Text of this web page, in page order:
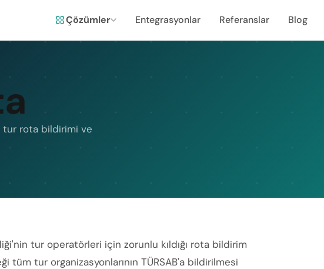
Çözümler Entegrasyonlar Referanslar Blog
tur rota bildirimi ve
tur operatörleri için zorunlu kıldığı rota bildirim
tur organizasyonlarının TÜRSAB'a bildirilmesi